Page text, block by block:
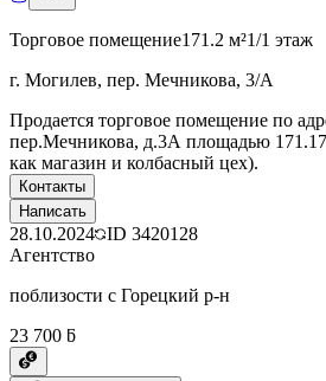
Торговое помещение171.2 м²1/1 этаж
г. Могилев, пер. Мечникова, 3/А
Продается торговое помещение по
пер.Мечникова, д.3А площадью 171.17
как магазин и колбасный цех).
Контакты
Написать
28.10.2024 ID 3420128
Агентство
поблизости с Горецкий р-н
23 700 ƃ